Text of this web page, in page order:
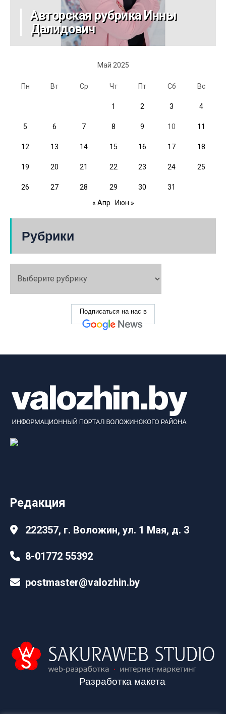
Авторская рубрика Инны
Далидович
Май 2025
Пн Вт Ср Чт Пт Сб Вс
1 2 3 4
5 6 7 8 9 10 11
12 13 14 15 16 17 18
19 20 21 22 23 24 25
26 27 28 29 30
31
« Апр
Июн »
Рубрики
Подписаться на нас в
Редакция
222357, г. Воложин, ул. 1 Мая, д. 3
8-01772 55392
postmaster@valozhin.by
Разработка макета